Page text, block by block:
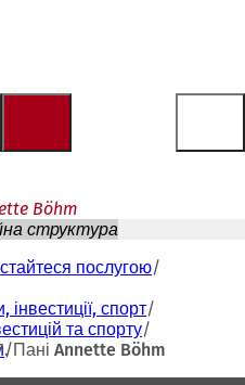
Böhm
структура
послугою
спорт
та спорту
Пані Annette Böhm